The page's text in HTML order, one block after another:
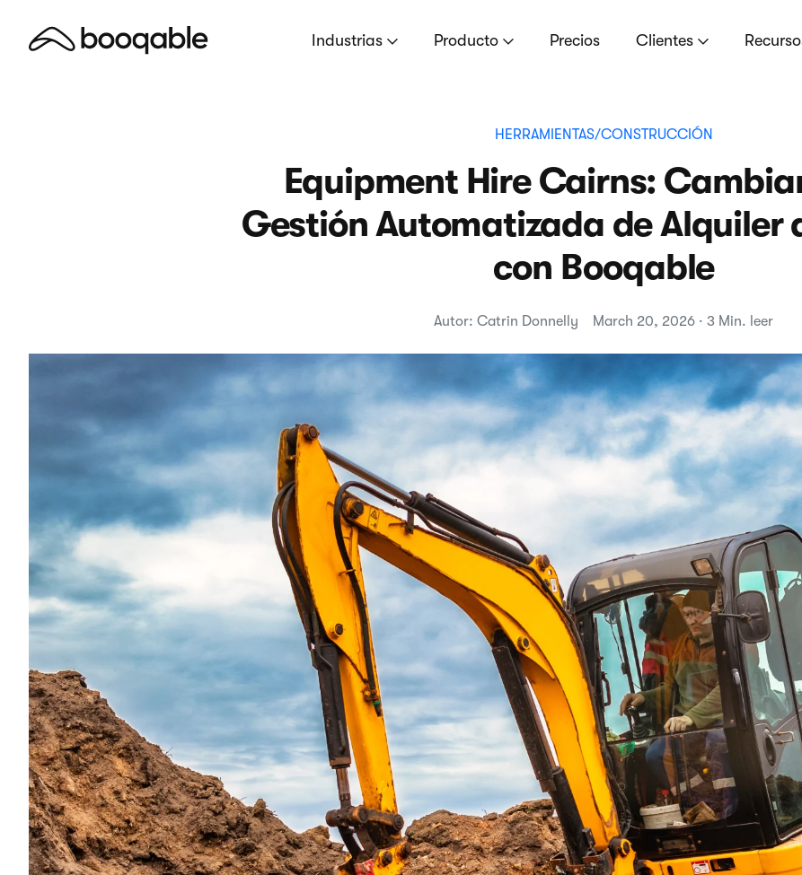
Industrias Producto Precios Clientes
HERRAMIENTAS/CONSTRUCCIÓN
Equipment Hire Cairns:
Gestión Automatizada de Alquiler
con Booqable
Autor: Catrin Donnelly March 20, 2026 · 3 Min. leer